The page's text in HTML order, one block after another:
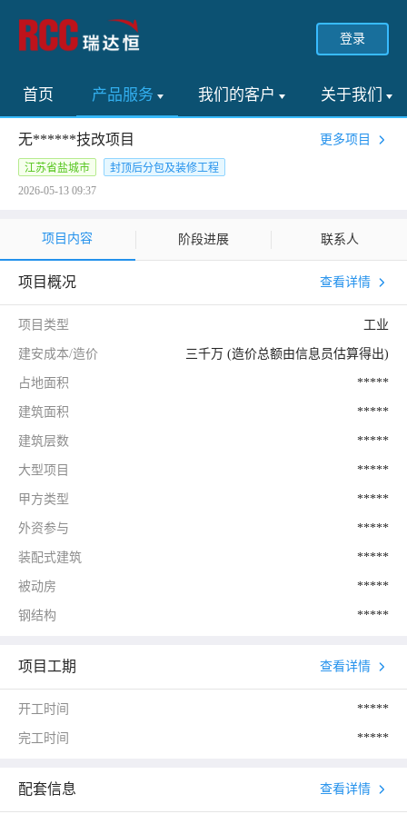
登录
首页 产品服务 我们的客户 关于我们
无******技改项目 更多项目
江苏省盐城市
封顶后分包及装修工程
2026-05-13 09:37
项目内容 阶段进展 联系人
项目概况 查看详情
项目类型 工业
建安成本/造价 三千万 (造价总额由信息员估算得出)
占地面积 *****
建筑面积 *****
建筑层数 *****
大型项目 *****
甲方类型 *****
外资参与 *****
装配式建筑 *****
被动房 *****
钢结构 *****
项目工期 查看详情
开工时间 *****
完工时间 *****
配套信息 查看详情